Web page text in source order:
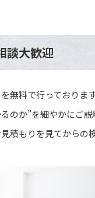
談大歓迎
無料で行っておりま
のか”を細やかにご
積もりを見てからの